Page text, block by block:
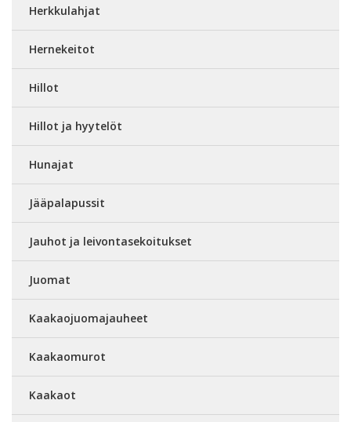
Herkkulahjat
Hernekeitot
Hillot
Hillot ja hyytelöt
Hunajat
Jääpalapussit
Jauhot ja leivontasekoitukset
Juomat
Kaakaojuomajauheet
Kaakaomurot
Kaakaot